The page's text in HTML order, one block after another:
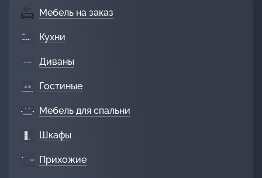
Мебель на заказ
Кухни
Диваны
Гостиные
Мебель для спальни
Шкафы
Прихожие